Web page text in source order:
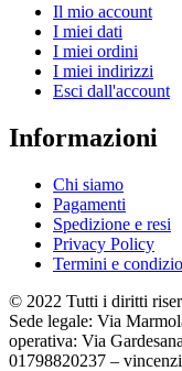
Il mio account
I miei dati
I miei ordini
I miei indirizzi
Esci dall'account
Informazioni
Chi siamo
Pagamenti
Spedizione e resi
Privacy Policy
Termini e
© 2022 Tutti i diritti
Sede legale: Via
operativa: Via
01798820237 –